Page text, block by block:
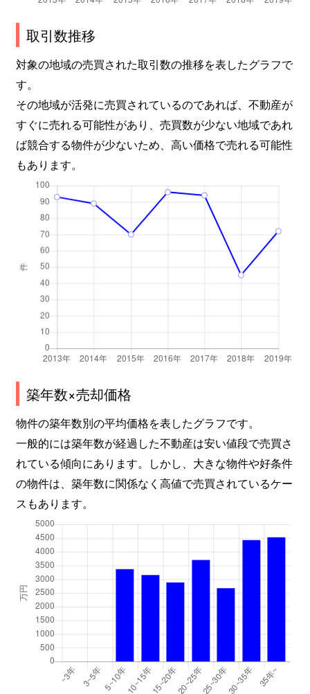
取引数推移
対象の地域の売買された取引数の推移を表したグラフで
す。
その地域が活発に売買されているのであれば、不動産が
すぐに売れる可能性があり、売買数が少ない地域であれ
ば競合する物件が少ないため、高い価格で売れる可能性
もあります。
築年数×売却価格
物件の築年数別の平均価格を表したグラフです。
一般的には築年数が経過した不動産は安い値段で売買さ
れている傾向にあります。しかし、大きな物件や好条件
の物件は、築年数に関係なく高値で売買されているケー
スもあります。